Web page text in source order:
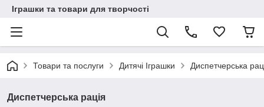
Іграшки та товари для творчості
Товари та послуги Дитячі Іграшки Диспетчерська
Диспетчерська рація